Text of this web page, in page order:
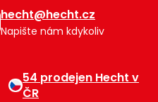
hecht@hecht.cz
Napište nám kdykoliv
54 prodejen Hecht v
ČR